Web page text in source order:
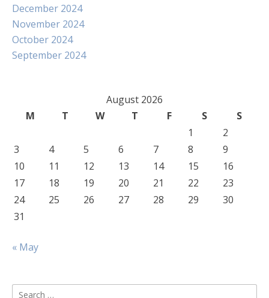
December 2024
November 2024
October 2024
September 2024
August 2026
M
T W T F S
S
1
2
3
4 5 6 7 8
9
10
11 12 13 14 15
16
17
18 19 20 21 22
23
24
25 26 27 28 29
30
31
« May
Search